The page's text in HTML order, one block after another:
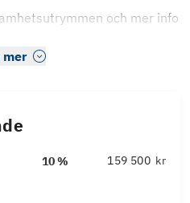
och mer info
mer
10 % kr